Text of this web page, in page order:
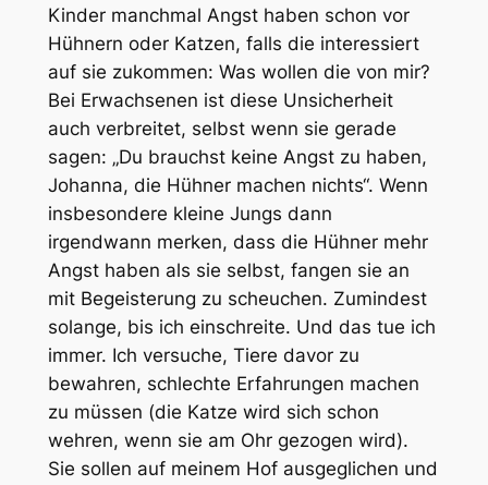
Kinder manchmal Angst haben schon vor
Hühnern oder Katzen, falls die interessiert
auf sie zukommen: Was wollen die von mir?
Bei Erwachsenen ist diese Unsicherheit
auch verbreitet, selbst wenn sie gerade
sagen: „Du brauchst keine Angst zu haben,
Johanna, die Hühner machen nichts“. Wenn
insbesondere kleine Jungs dann
irgendwann merken, dass die Hühner mehr
Angst haben als sie selbst, fangen sie an
mit Begeisterung zu scheuchen. Zumindest
solange, bis ich einschreite. Und das tue ich
immer. Ich versuche, Tiere davor zu
bewahren, schlechte Erfahrungen machen
zu müssen (die Katze wird sich schon
wehren, wenn sie am Ohr gezogen wird).
Sie sollen auf meinem Hof ausgeglichen und